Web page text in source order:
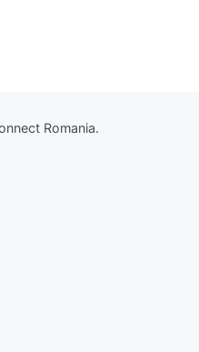
Romania.